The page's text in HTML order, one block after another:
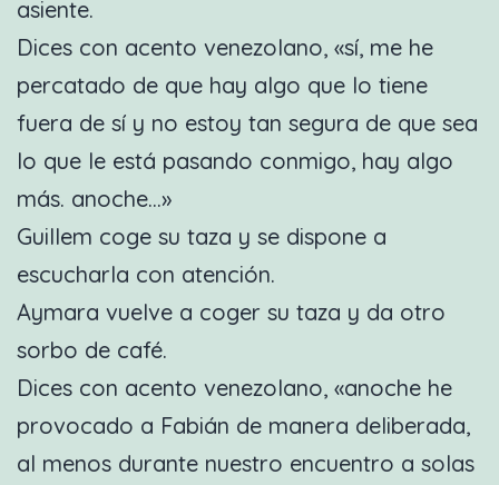
asiente.
Dices con acento venezolano, «sí, me he
percatado de que hay algo que lo tiene
fuera de sí y no estoy tan segura de que sea
lo que le está pasando conmigo, hay algo
más. anoche…»
Guillem coge su taza y se dispone a
escucharla con atención.
Aymara vuelve a coger su taza y da otro
sorbo de café.
Dices con acento venezolano, «anoche he
provocado a Fabián de manera deliberada,
al menos durante nuestro encuentro a solas